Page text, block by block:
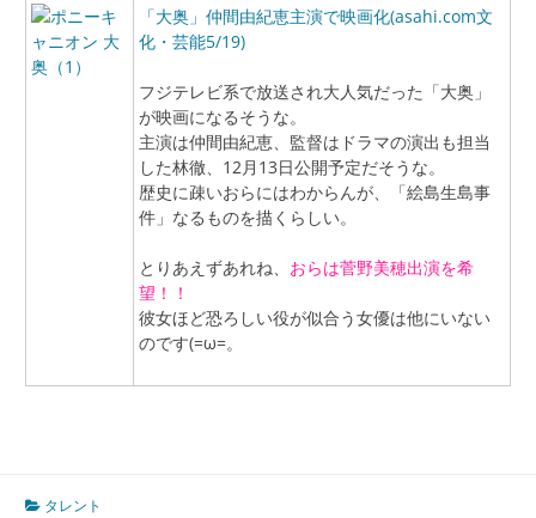
「大奥」仲間由紀恵主演で映画化(asahi.com文
化・芸能5/19)
フジテレビ系で放送され大人気だった「大奥」
が映画になるそうな。
主演は仲間由紀恵、監督はドラマの演出も担当
した林徹、12月13日公開予定だそうな。
歴史に疎いおらにはわからんが、「絵島生島事
件」なるものを描くらしい。
とりあえずあれね、 おらは菅野美穂出演を希
望！！
彼女ほど恐ろしい役が似合う女優は他にいない
のです(=ω=。
タレント